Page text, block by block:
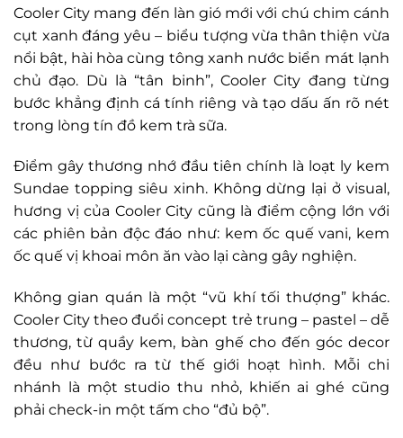
Cooler City mang đến làn gió mới với chú chim cánh
cụt xanh đáng yêu – biểu tượng vừa thân thiện vừa
nổi bật, hài hòa cùng tông xanh nước biển mát lạnh
chủ đạo. Dù là “tân binh”, Cooler City đang từng
bước khẳng định cá tính riêng và tạo dấu ấn rõ nét
trong lòng tín đồ kem trà sữa.
Điểm gây thương nhớ đầu tiên chính là loạt ly kem
Sundae topping siêu xinh. Không dừng lại ở visual,
hương vị của Cooler City cũng là điểm cộng lớn với
các phiên bản độc đáo như: kem ốc quế vani, kem
ốc quế vị khoai môn ăn vào lại càng gây nghiện.
Không gian quán là một “vũ khí tối thượng” khác.
Cooler City theo đuổi concept trẻ trung – pastel – dễ
thương, từ quầy kem, bàn ghế cho đến góc decor
đều như bước ra từ thế giới hoạt hình. Mỗi chi
nhánh là một studio thu nhỏ, khiến ai ghé cũng
phải check-in một tấm cho “đủ bộ”.